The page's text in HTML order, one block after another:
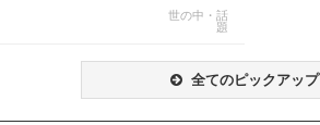
世の中・話
題
全てのピックアップ